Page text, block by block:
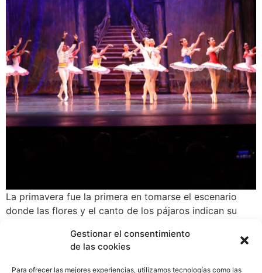
Gestionar el consentimiento
de las cookies
Para ofrecer las mejores experiencias, utilizamos tecnologías como las
La primavera fue la primera en tomarse el escenario
donde las flores y el canto de los pájaros indican su
con más movimientos, continuando con el otoño y
culminando con el invierno.